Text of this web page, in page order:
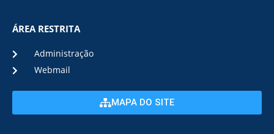
ÁREA RESTRITA
Administração
Webmail
MAPA DO SITE